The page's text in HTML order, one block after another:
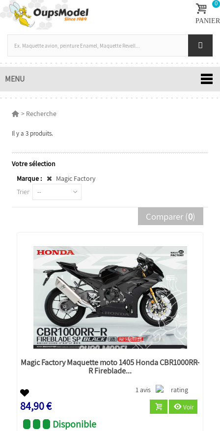
0
PANIER
MENU
> Recherche
Il y a 3 produits.
Votre sélection
Marque :
Magic Factory
Trier
--
Comparer (0)
Magic Factory Maquette moto 1405 Honda CBR1000RR-
R Fireblade...
1 avis
84,90 € Voir
Disponible